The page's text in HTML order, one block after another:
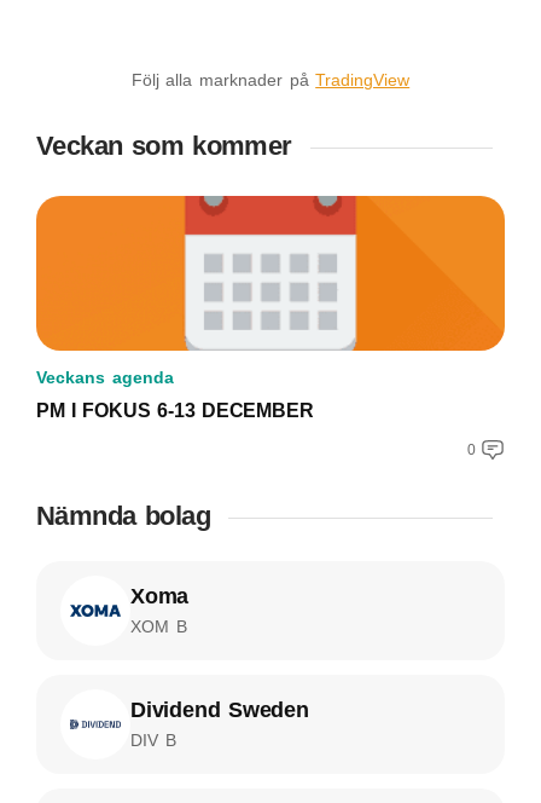
Följ alla marknader påTradingView
Veckan som kommer
Veckans agenda
PM I FOKUS 6-13 DECEMBER
0
Nämnda bolag
Xoma
XOM B
Dividend Sweden
DIV B